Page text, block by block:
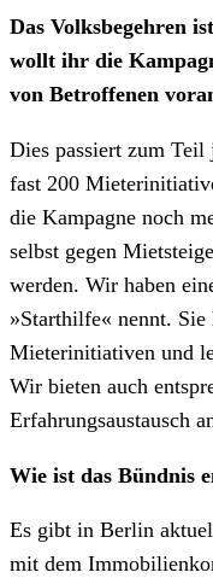
Das Volksbegehren
wollt ihr die
von Betroffenen
Dies passiert zum Teil
fast 200
die Kampagne noch
selbst gegen
werden. Wir haben
»Starthilfe« nennt.
Mieterinitiativen und
Wir bieten auch
Erfahrungsaustausch
Wie ist das Bündnis
Es gibt in Berlin
mit dem